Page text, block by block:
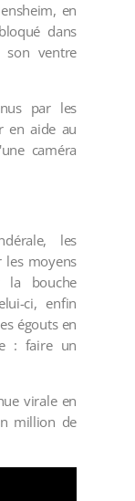
en
dans
son ventre
par les
en aide au
caméra
les
les moyens
la bouche
ci, enfin
égouts en
: faire un
virale en
million de